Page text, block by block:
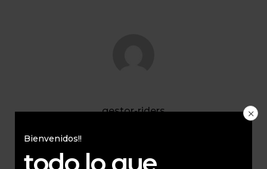
gestor-riders
Bienvenidos!!
todo lo que